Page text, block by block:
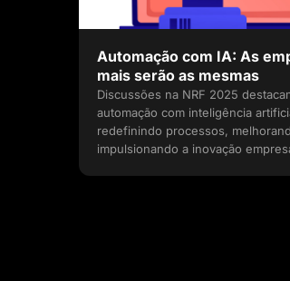
Automação com IA: As
mais serão as mesmas
Discussões na NRF 2025
automação com inteligência
redefinindo processos,
impulsionando a inovação